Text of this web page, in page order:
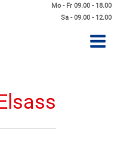
Mo - Fr 09.00 - 18.00
Sa - 09.00 - 12.00